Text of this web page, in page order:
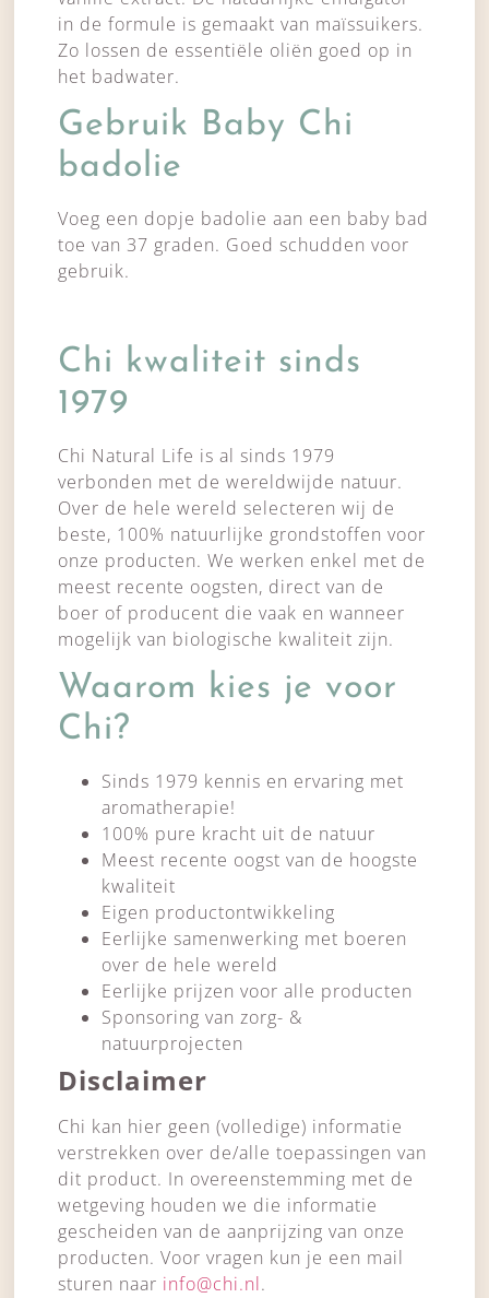
in de formule is gemaakt van maïssuikers.
Zo lossen de essentiële oliën goed op in
het badwater.
Gebruik Baby Chi
badolie
Voeg een dopje badolie aan een baby bad
toe van 37 graden. Goed schudden voor
gebruik.
Chi kwaliteit sinds
1979
Chi Natural Life is al sinds 1979
verbonden met de wereldwijde natuur.
Over de hele wereld selecteren wij de
beste, 100% natuurlijke grondstoffen voor
onze producten. We werken enkel met de
meest recente oogsten, direct van de
boer of producent die vaak en wanneer
mogelijk van biologische kwaliteit zijn.
Waarom kies je voor
Chi?
Sinds 1979 kennis en ervaring met
aromatherapie!
100% pure kracht uit de natuur
Meest recente oogst van de hoogste
kwaliteit
Eigen productontwikkeling
Eerlijke samenwerking met boeren
over de hele wereld
Eerlijke prijzen voor alle producten
Sponsoring van zorg- &
natuurprojecten
Disclaimer
Chi kan hier geen (volledige) informatie
verstrekken over de/alle toepassingen van
dit product. In overeenstemming met de
wetgeving houden we die informatie
gescheiden van de aanprijzing van onze
producten. Voor vragen kun je een mail
sturen naar info@chi.nl.